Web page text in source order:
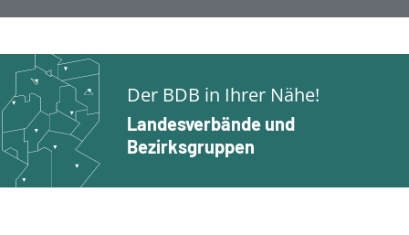
Der BDB in Ihrer Nähe!
Landesverbände und
Bezirksgruppen